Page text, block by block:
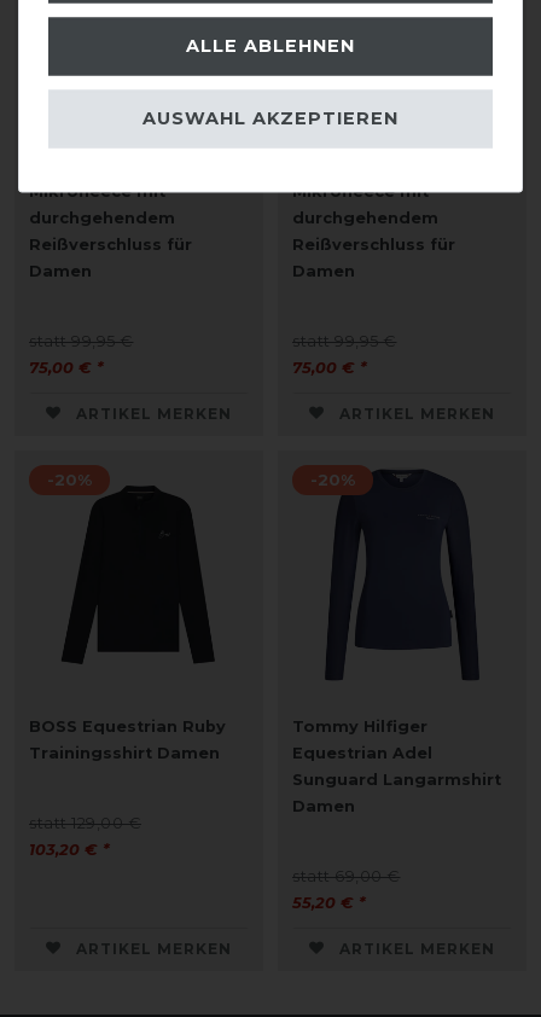
Mikrofleece mit
durchgehendem
Reißverschluss für
Damen
statt 99,95 €
75,00 € *
ARTIKEL MERKEN
Mikrofleece mit
durchgehendem
Reißverschluss für
Damen
statt 99,95 €
75,00 € *
ARTIKEL MERKEN
-20%
BOSS Equestrian Ruby
Trainingsshirt Damen
statt 129,00 €
103,20 € *
ARTIKEL MERKEN
-20%
Tommy Hilfiger
Equestrian Adel
Sunguard Langarmshirt
Damen
statt 69,00 €
55,20 € *
ARTIKEL MERKEN
ALLE ABLEHNEN
AUSWAHL AKZEPTIEREN